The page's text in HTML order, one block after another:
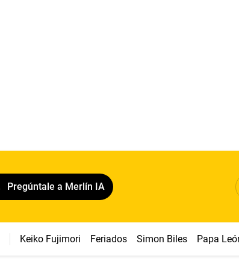
Pregúntale a Merlín IA
Keiko Fujimori Feriados Simon Biles Papa